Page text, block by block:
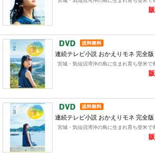
連続テレビ小説 おかえりモネ 完全
宮城・気仙沼湾沖の島に生まれ育ち登米で
連続テレビ小説 おかえりモネ 完全
宮城・気仙沼湾沖の島に生まれ育ち登米で